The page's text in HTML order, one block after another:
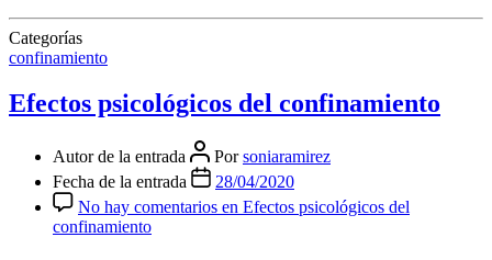
Categorías
confinamiento
Efectos psicológicos del confinamiento
Autor de la entrada Porsoniaramirez
Fecha de la entrada
28/04/2020
No hay comentarios en Efectos psicológicos del
confinamiento